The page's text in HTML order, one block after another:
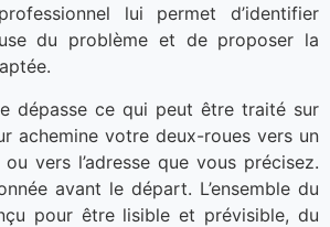
lui permet d’identifier
du problème et de proposer la
dépasse ce qui peut être traité sur
achemine votre deux-roues vers un
vers l’adresse que vous précisez.
avant le départ. L’ensemble du
pour être lisible et prévisible, du